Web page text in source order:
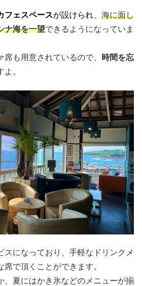
フェスペースが設けられ
海に面し
ナ海を一望できるようになっていま
も用意されているので、
時間を忘
よ。
スになっており、手軽なドリンクメ
で頂くことができます。
、夏にはかき氷などのメニューが揃